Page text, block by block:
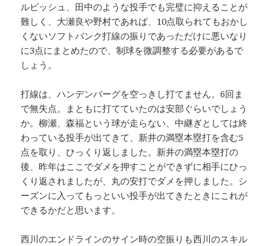
ルビッシュ、田中のような投手でも完璧に抑えることが
難しく、大瀬良や野村であれば、10点取られてもおかし
くないソフトバンク打線の振りであっただけに悪いなり
に3点にまとめたので、制球を微調整する必要があるで
しょう。
打線は、ハンデンバーグを空っきし打てません。6回ま
で無失点。まともに打てていたのは安部ぐらいでしょう
か。柳瀬、森福という球が走らない、中継ぎとしては終
わっている投手が出てきて、新井の満塁本塁打を含む5
点を取り、ひっくり返しました。新井の満塁本塁打の
後、昨年はここでダメを押すことができずに相手にひっ
くり返されましたが、丸の安打でダメを押しました。シ
ーズンに入ってもっといい投手が出てきたときにこれが
できるかだと思います。
西川のエンドラインのサイン時の空振りも西川のスキル